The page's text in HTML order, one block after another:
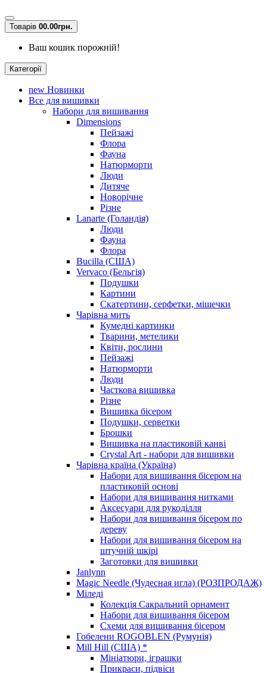
Товарів 00.00грн.
Ваш кошик порожній!
Категорії
new Новинки
Все для вишивки
Набори для вишивання
Dimensions
Пейзажі
Флора
Фауна
Натюрморти
Люди
Дитяче
Новорічне
Різне
Lanarte (Голандія)
Люди
Фауна
Флора
Bucilla (США)
Vervaco (Бельгія)
Подушки
Картини
Скатертини, серфетки, мішечки
Чарiвна мить
Кумедні картинки
Тварини, метелики
Квіти, рослини
Пейзажі
Натюрморти
Люди
Часткова вишивка
Різне
Вишивка бісером
Подушки, серветки
Брошки
Вишивка на пластиковій канві
Crystal Art - набори для вишивки
Чарівна країна (Україна)
Набори для вишивання бісером на
пластиковій основі
Набори для вишивання нитками
Аксесуари для рукоділля
Набори для вишивання бісером по
дереву
Набори для вишивання бісером на
штучній шкірі
Заготовки для вишивки
Janlynn
Magic Needle (Чудесная игла) (РОЗПРОДАЖ)
Міледі
Колекція Сакральний орнамент
Набори для вишивання бісером
Схеми для вишивання бісером
Гобелени ROGOBLEN (Румунія)
Mill Hill (США) *
Мініатюри, іграшки
Прикраси, підвіси